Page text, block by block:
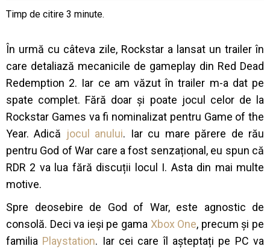
În urmă cu câteva zile, Rockstar a lansat un trailer în
care detaliază mecanicile de gameplay din Red Dead
Redemption 2. Iar ce am văzut în trailer m-a dat pe
spate complet. Fără doar și poate jocul celor de la
Rockstar Games va fi nominalizat pentru Game of the
Year. Adică jocul anului. Iar cu mare părere de rău
pentru God of War care a fost senzațional, eu spun că
RDR 2 va lua fără discuții locul I. Asta din mai multe
motive.
Spre deosebire de God of War, este agnostic de
consolă. Deci va ieși pe gama Xbox One, precum și pe
familia Playstation. Iar cei care îl așteptați pe PC va